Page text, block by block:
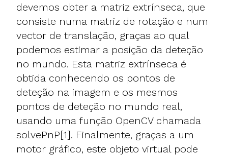
devemos obter a matriz extrínseca, que
consiste numa matriz de rotação e num
vector de translação, graças ao qual
podemos estimar a posição da deteção
no mundo. Esta matriz extrínseca é
obtida conhecendo os pontos de
deteção na imagem e os mesmos
pontos de deteção no mundo real,
usando uma função OpenCV chamada
solvePnP[1]. Finalmente, graças a um
motor gráfico, este objeto virtual pode